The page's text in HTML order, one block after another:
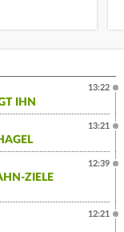
IHN
13:22
13:21
ZIELE
12:39
12:21